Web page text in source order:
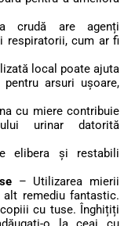
crudă are agenți
respiratorii, cum ar fi
local poate ajuta
arsuri ușoare,
cu miere contribuie
urinar datorită
elibera și restabili
– Utilizarea mierii
remediu fantastic.
cu tuse. Înghițiți